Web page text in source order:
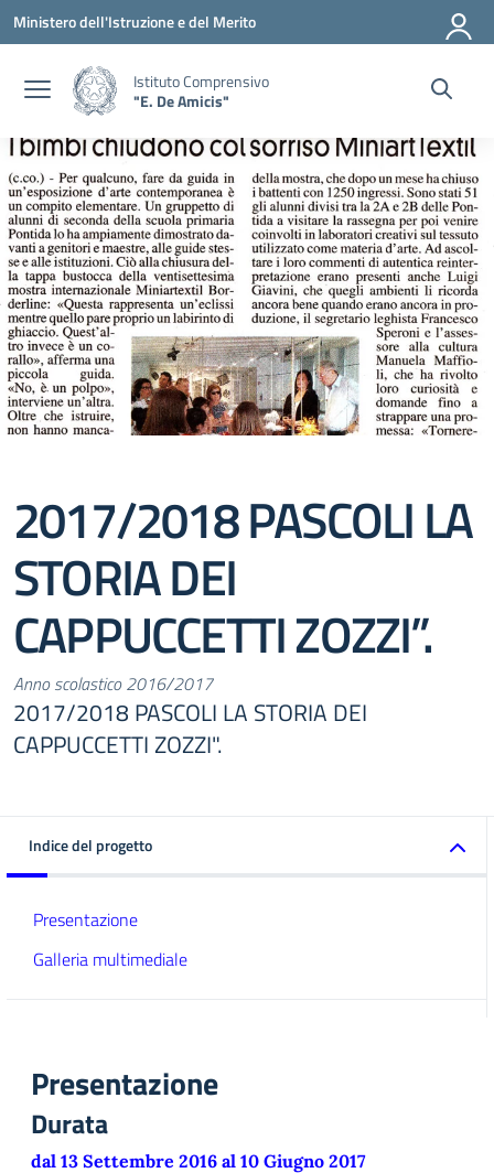
Vai ai contenuti
Vai al menu di navigazione
Vai al footer
Ministero dell'Istruzione e del Merito
Istituto Comprensivo
"E. De Amicis"
2017/2018 PASCOLI LA
STORIA DEI
CAPPUCCETTI ZOZZI”.
Anno scolastico 2016/2017
2017/2018 PASCOLI LA STORIA DEI
CAPPUCCETTI ZOZZI".
Indice del progetto
Presentazione
Galleria multimediale
Presentazione
Durata
dal 13 Settembre 2016 al 10 Giugno 2017